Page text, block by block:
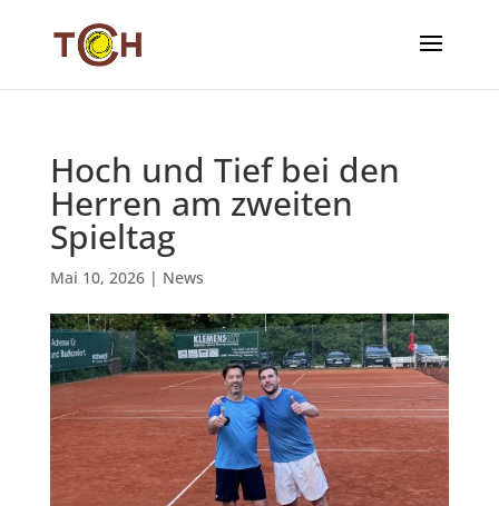
Hoch und Tief bei den
Herren am zweiten
Spieltag
Mai 10, 2026| News